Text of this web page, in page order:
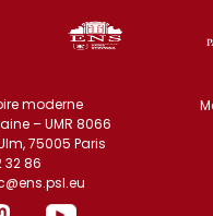
moderne
– UMR 8066
75005 Paris
32 86